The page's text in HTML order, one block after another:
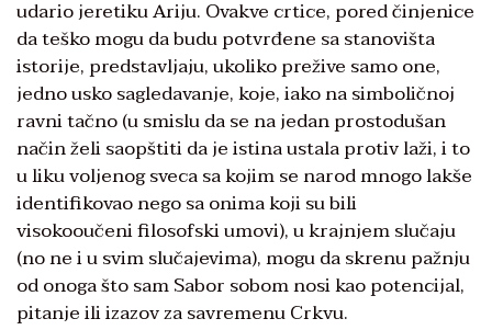
udario jeretiku Ariju. Ovakve crtice, pored činjenice
da teško mogu da budu potvrđene sa stanovišta
istorije, predstavljaju, ukoliko prežive samo one,
jedno usko sagledavanje, koje, iako na simboličnoj
ravni tačno (u smislu da se na jedan prostodušan
način želi saopštiti da je istina ustala protiv laži, i to
u liku voljenog sveca sa kojim se narod mnogo lakše
identifikovao nego sa onima koji su bili
visokooučeni filosofski umovi), u krajnjem slučaju
(no ne i u svim slučajevima), mogu da skrenu pažnju
od onoga što sam Sabor sobom nosi kao potencijal,
pitanje ili izazov za savremenu Crkvu.